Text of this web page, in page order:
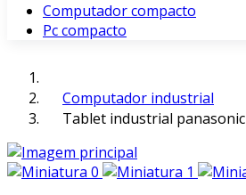
Computador compacto
Pc compacto
Computador industrial
Tablet industrial panasonic